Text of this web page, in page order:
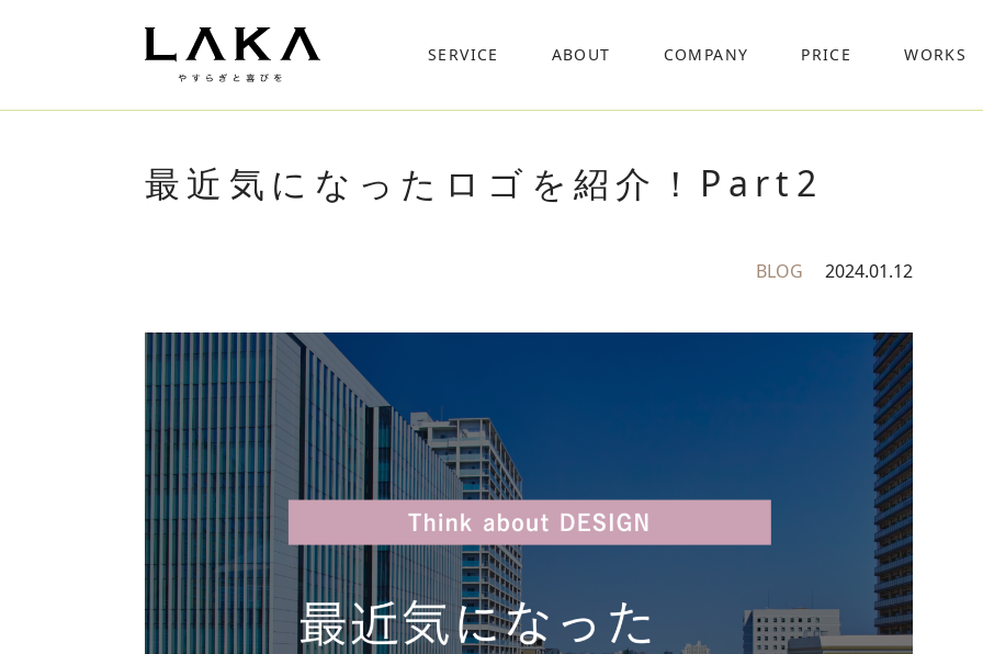
SERVICE ABOUT COMPANY PRICE WORKS
最近気になったロゴを紹介！Part2
BLOG 2024.01.12